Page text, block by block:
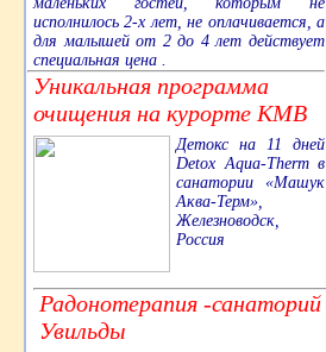
исполнилось 2-х лет, не оплачивается, а
для малышей от 2 до 4 лет действует
специальная цена .
Уникальная программа
очищения на курорте КМВ
Детокс на 11 дней
Detox Aqua-Therm в
санатории «Машук
Аква-Терм»,
Железноводск,
Россия
Радонотерапия -санаторий
Увильды